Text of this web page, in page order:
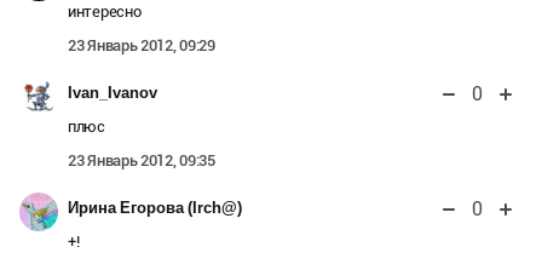
интересно
23 Январь 2012, 09:29
Ivan_Ivanov 0
плюс
23 Январь 2012, 09:35
Ирина Егорова (Irch@) 0
+!